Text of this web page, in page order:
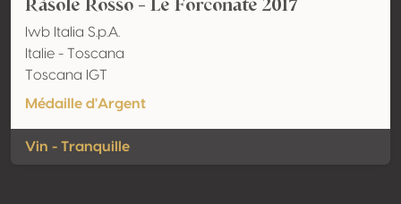
Iwb Italia S.p.A.
Italie - Toscana
Toscana IGT
Médaille d'Argent
Vin - Tranquille